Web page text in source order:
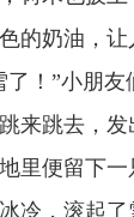
的奶油，
！”小朋友
来跳去，发
里便留下
冷，滚起